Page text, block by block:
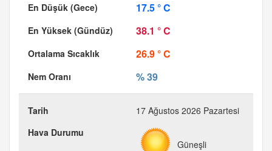
17.5 ° C
38.1 ° C
26.9 ° C
% 39
17 Ağustos 2026 Pazartesi
Güneşli